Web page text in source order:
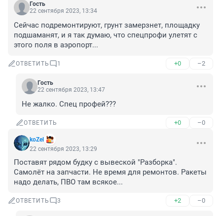
Гость
22 сентября 2023, 13:34
Сейчас подремонтируют, грунт замерзнет, площадку
подшаманят, и я так думаю, что спецпрофи улетят с
этого поля в аэропорт...
ОТВЕТИТЬ 1 +0 –2
Гость
22 сентября 2023, 13:47
Не жалко. Спец профей???
ОТВЕТИТЬ +0 –0
koZel
22 сентября 2023, 13:29
Поставят рядом будку с вывеской "Разборка".
Самолёт на запчасти. Не время для ремонтов. Ракеты
надо делать, ПВО там всякое...
ОТВЕТИТЬ 3 +2 –0